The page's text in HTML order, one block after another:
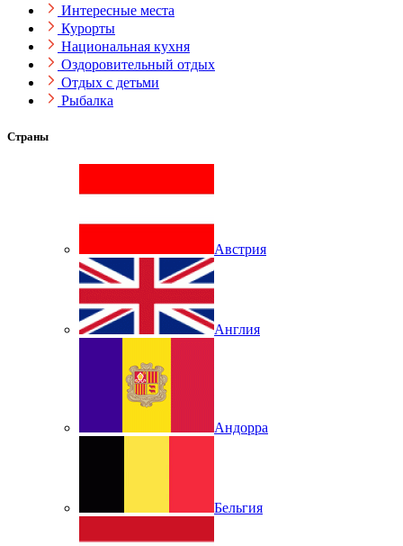
Интересные места
Курорты
Национальная кухня
Оздоровительный отдых
Отдых с детьми
Рыбалка
Страны
Австрия
Англия
Андорра
Бельгия